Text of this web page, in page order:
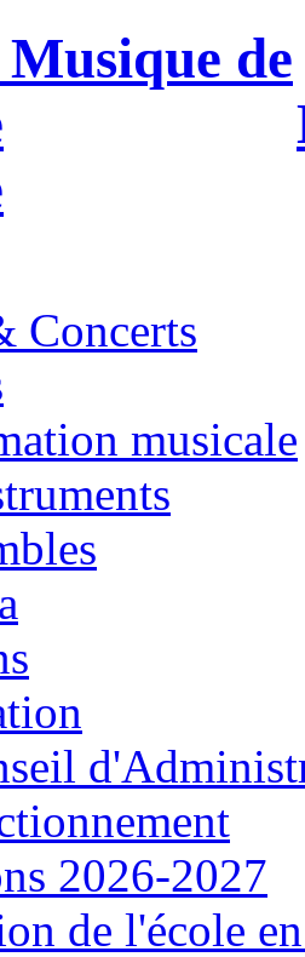
Concerts
musicale
2026-2027
de l'école